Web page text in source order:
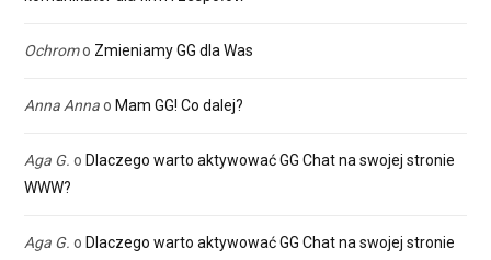
Ochromo Zmieniamy GG dla Was
Anna Annao Mam GG! Co dalej?
Aga G. o Dlaczego warto aktywować GG Chat na swojej stronie
WWW?
Aga G. o Dlaczego warto aktywować GG Chat na swojej stronie